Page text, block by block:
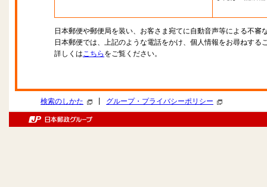
日本郵便や郵便局を装い、お客さま宛てに自動音声等による不審
日本郵便では、上記のような電話をかけ、個人情報をお尋ねする
詳しくはこちら をご覧ください。
検索のしかた グループ・プライバシーポリシー